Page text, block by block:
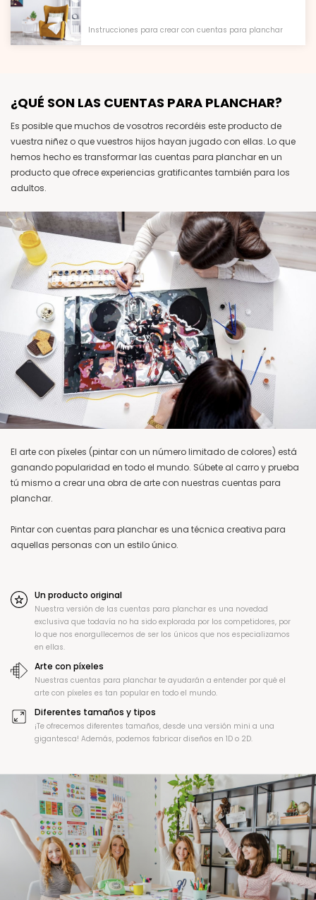
Instrucciones para crear con cuentas para planchar
¿QUÉ SON LAS CUENTAS PARA PLANCHAR?
Es posible que muchos de vosotros recordéis este producto de
vuestra niñez o que vuestros hijos hayan jugado con ellas. Lo que
hemos hecho es transformar las cuentas para planchar en un
producto que ofrece experiencias gratificantes también para los
adultos.
El arte con píxeles (pintar con un número limitado de colores) está
ganando popularidad en todo el mundo. Súbete al carro y prueba
tú mismo a crear una obra de arte con nuestras cuentas para
planchar.
Pintar con cuentas para planchar es una técnica creativa para
aquellas personas con un estilo único.
Un producto original
Nuestra versión de las cuentas para planchar es una novedad
exclusiva que todavía no ha sido explorada por los competidores, por
lo que nos enorgullecemos de ser los únicos que nos especializamos
en ellas.
Arte con píxeles
Nuestras cuentas para planchar te ayudarán a entender por qué el
arte con píxeles es tan popular en todo el mundo.
Diferentes tamaños y tipos
¡Te ofrecemos diferentes tamaños, desde una versión mini a una
gigantesca! Además, podemos fabricar diseños en 1D o 2D.